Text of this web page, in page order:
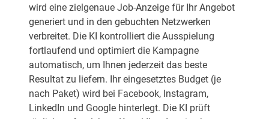
wird eine zielgenaue Job-Anzeige für Ihr Angebot
generiert und in den gebuchten Netzwerken
verbreitet. Die KI kontrolliert die Ausspielung
fortlaufend und optimiert die Kampagne
automatisch, um Ihnen jederzeit das beste
Resultat zu liefern. Ihr eingesetztes Budget (je
nach Paket) wird bei Facebook, Instagram,
LinkedIn und Google hinterlegt. Die KI prüft